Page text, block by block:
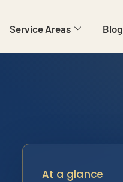
Service Areas Blog
At a glance